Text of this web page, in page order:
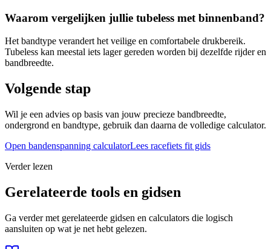
Waarom vergelijken jullie tubeless met binnenband?
Het bandtype verandert het veilige en comfortabele drukbereik.
Tubeless kan meestal iets lager gereden worden bij dezelfde rijder en
bandbreedte.
Volgende stap
Wil je een advies op basis van jouw precieze bandbreedte,
ondergrond en bandtype, gebruik dan daarna de volledige calculator.
Open bandenspanning calculatorLees racefiets fit gids
Verder lezen
Gerelateerde tools en gidsen
Ga verder met gerelateerde gidsen en calculators die logisch
aansluiten op wat je net hebt gelezen.